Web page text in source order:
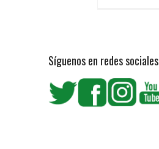
Síguenos en redes sociales